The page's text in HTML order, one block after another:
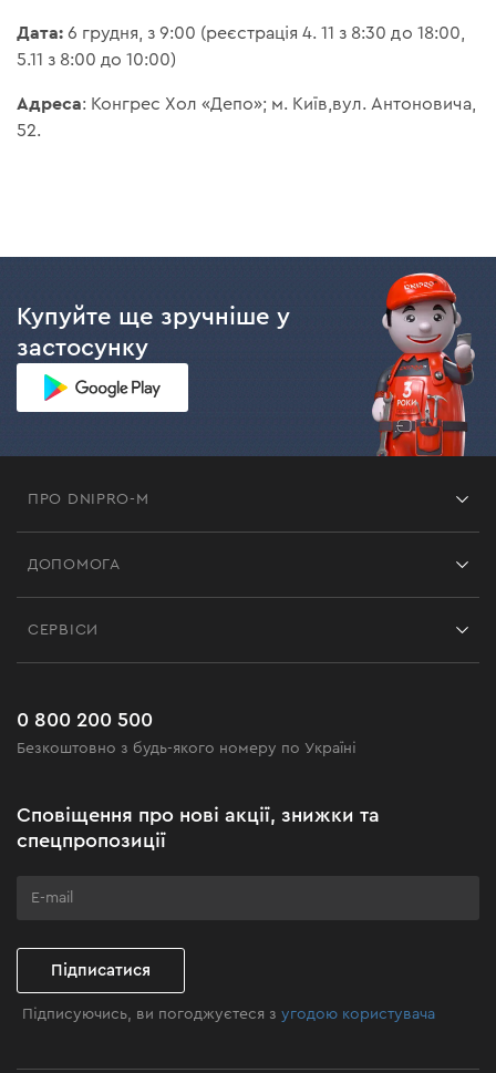
Дата: 6 грудня, з 9:00 (реєстрація 4. 11 з 8:30 до 18:00,
5.11 з 8:00 до 10:00)
Адреса: Конгрес Хол «Депо»; м. Київ,вул. Антоновича,
52.
Купуйте ще зручніше у
застосунку
ПРО DNIPRO-M
Чорна п'ятниця
Клуб майстерності
ДОПОМОГА
Поширені запитання
СЕРВІСИ
0 800 200 500
Безкоштовно з будь-якого номеру по Україні
Сповіщення про нові акції, знижки та
спецпропозиції
Підписатися
Підписуючись, ви погоджуєтеся зугодою користувача